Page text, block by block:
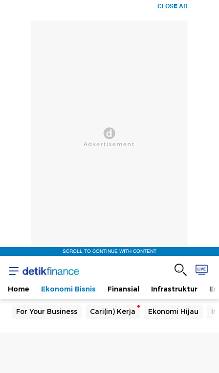
CLOSE AD
SCROLL TO CONTINUE WITH CONTENT
Home Ekonomi Bisnis Finansial Infrastruktur
For Your Business Cari(in) Kerja Ekonomi Hijau